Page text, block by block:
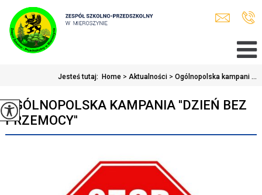
Jesteś tutaj: Home > Aktualności > Ogólnopolska kampani ...
OGÓLNOPOLSKA KAMPANIA ''DZIEŃ BEZ
PRZEMOCY''